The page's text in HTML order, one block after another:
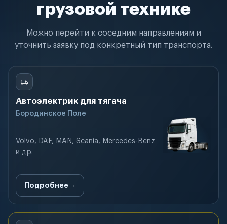
грузовой технике
Можно перейти к соседним направлениям и
уточнить заявку под конкретный тип транспорта.
Автоэлектрик для тягача
Бородинское Поле
Volvo, DAF, MAN, Scania, Mercedes-Benz
и др.
Подробнее